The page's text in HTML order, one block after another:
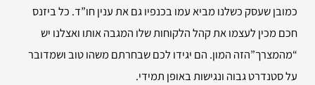
כמובן שעסק כשלנו מביא עמו בכנפיו גם את ענין חו”ד. כל ביזנס
חכם מכין לעצמו את קהל הלקוחות שלו המגבה אותו ואצלנו יש
“מהמצרך”הזה המון. הם יגידו לכם שבחרתם משהו טוב ושמדובר
על סטנדרט גבוה ונגישות באופן תמידי.